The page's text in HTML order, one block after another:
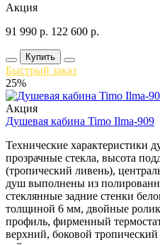
Акция
91 990 р. 122 600 р.
Купить
Быстрый заказ
25%
Акция
Душевая кабина Timo Ilma-909
Технические характеристики
прозрачные стекла, высота
(тропический ливень),
душ выполнены из
стеклянные задние стенки
толщиной 6 мм, двойные
профиль, фирменный
верхний, боковой